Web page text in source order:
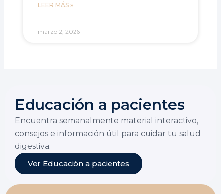
LEER MÁS »
marzo 2, 2026
Educación a pacientes
Encuentra semanalmente material interactivo,
consejos e información útil para cuidar tu salud
digestiva.
Ver Educación a pacientes